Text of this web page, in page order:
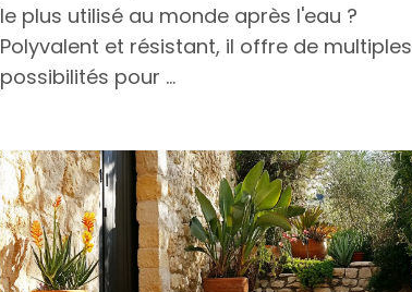
le plus utilisé au monde après l'eau ?
Polyvalent et résistant, il offre de multiples
possibilités pour ...